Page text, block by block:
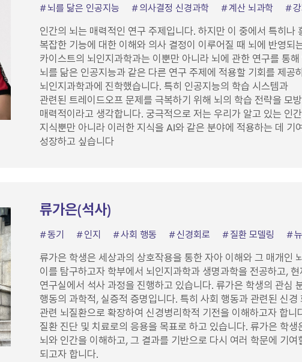
뇌를 닮은 인공지능 의사결정 신경과학 계산 뇌과학
인간의 뇌는 매력적인 연구 주제입니다. 하지만 이 중에서 특히나
복잡한 기능에 대한 이해와 의사 결정이 이루어질 때 뇌에 반영되
카이스트의 뇌인지과학과는 이뿐만 아니라 뇌에 관한 연구를 통
뇌를 닮은 인공지능과 같은 다른 연구 주제에 적용할 기회를 제공
뇌인지과학과에 진학했습니다. 특히 인공지능의 학습 시스템과
관련된 트레이드오프 문제를 극복하기 위해 뇌의 학습 전략을 모
매력적이라고 생각합니다. 궁극적으로 저는 우리가 알고 있는 인
지식뿐만 아니라 이러한 지식을 AI와 같은 분야에 적용하는 데 기
성장하고 싶습니다
류가은(석사)
동기 인지 사회 행동 신경회로 질환 모델링
류가은 학생은 세상과의 상호작용을 통한 자아 이해와 그 매개인
이를 탐구하고자 학부에서 뇌인지과학과 생명과학을 전공하고,
연구실에서 석사 과정을 진행하고 있습니다. 류가은 학생의 관심
행동의 과학적, 실증적 증명입니다. 특히 사회 행동과 관련된 신
관련 뇌질환으로 확장하여 신경병리학적 기전을 이해하고자 합니
질환 진단 및 치료로의 응용을 목표로 하고 있습니다. 류가은 학생
뇌와 인간을 이해하고, 그 결과를 기반으로 다시 여러 학문에 기여
되고자 합니다.